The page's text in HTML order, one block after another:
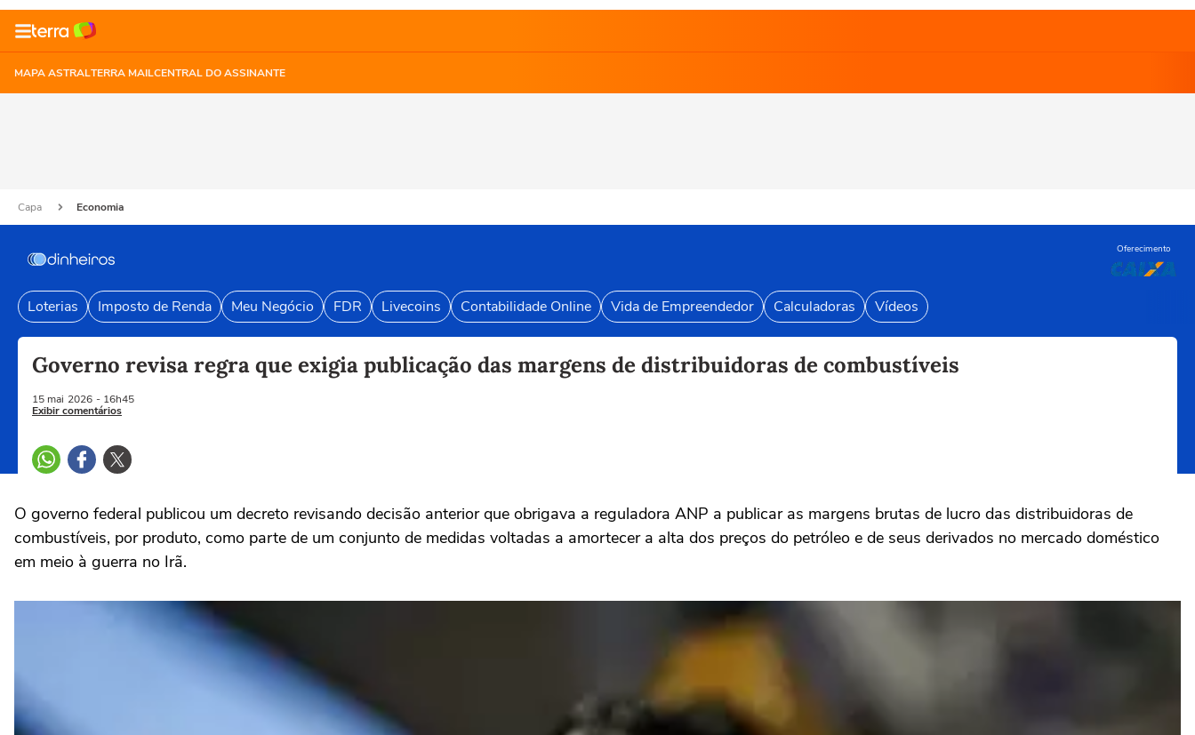
MAPA ASTRALTERRA MAILCENTRAL DO ASSINANTE
Capa Economia
Oferecimento
Loterias Imposto de Renda Meu Negócio FDR Livecoins Contabilidade Online Vida de Empreendedor Calculadoras Vídeos
Governo revisa regra que exigia publicação das margens de distribuidoras de combustíveis
15 mai 2026 - 16h45
Exibir comentários
O governo federal publicou ‌um decreto revisando decisão anterior que obrigava a reguladora ANP a publicar as margens brutas de lucro das distribuidoras de
combustíveis, por produto, como parte de um conjunto de medidas voltadas a amortecer a alta dos preços do petróleo e de seus derivados no ⁠mercado doméstico
em meio à guerra no Irã.